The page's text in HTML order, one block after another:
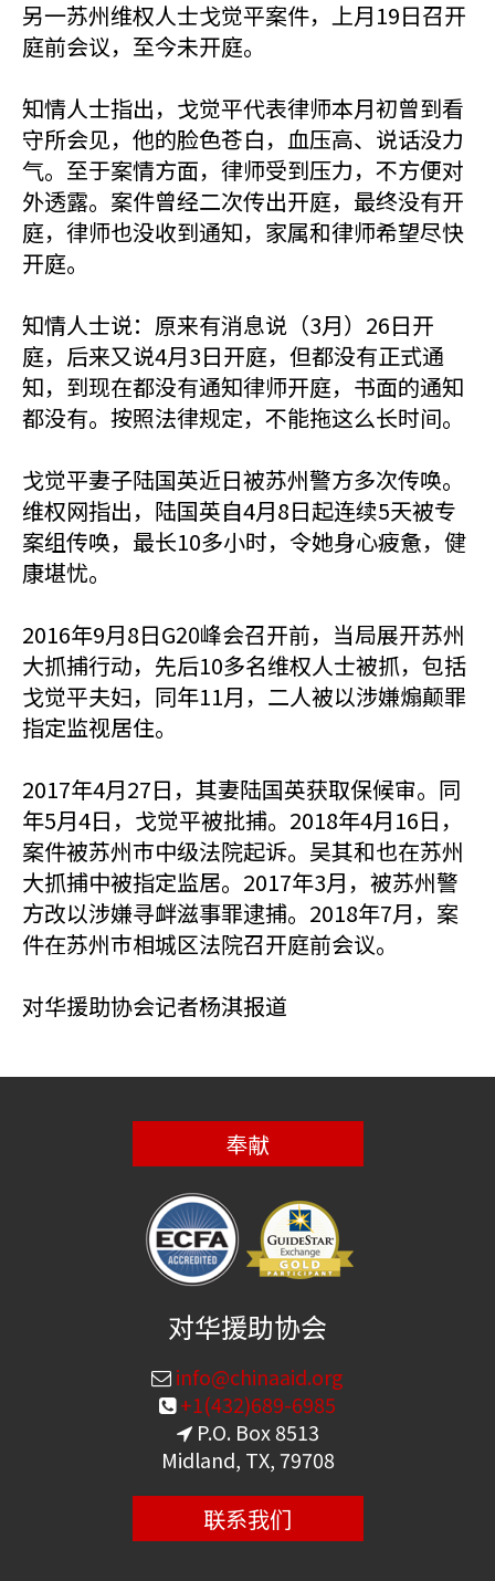
另一苏州维权人士戈觉平案件，上月19日召开
庭前会议，至今未开庭。
知情人士指出，戈觉平代表律师本月初曾到看
守所会见，他的脸色苍白，血压高、说话没力
气。至于案情方面，律师受到压力，不方便对
外透露。案件曾经二次传出开庭，最终没有开
庭，律师也没收到通知，家属和律师希望尽快
开庭。
知情人士说：原来有消息说（3月）26日开
庭，后来又说4月3日开庭，但都没有正式通
知，到现在都没有通知律师开庭，书面的通知
都没有。按照法律规定，不能拖这么长时间。
戈觉平妻子陆国英近日被苏州警方多次传唤。
维权网指出，陆国英自4月8日起连续5天被专
案组传唤，最长10多小时，令她身心疲惫，健
康堪忧。
2016年9月8日G20峰会召开前，当局展开苏州
大抓捕行动，先后10多名维权人士被抓，包括
戈觉平夫妇，同年11月，二人被以涉嫌煽颠罪
指定监视居住。
2017年4月27日，其妻陆国英获取保候审。同
年5月4日，戈觉平被批捕。2018年4月16日，
案件被苏州巿中级法院起诉。吴其和也在苏州
大抓捕中被指定监居。2017年3月，被苏州警
方改以涉嫌寻衅滋事罪逮捕。2018年7月，案
件在苏州巿相城区法院召开庭前会议。
对华援助协会记者杨淇报道
奉献
对华援助协会
info@chinaaid.org
+1(432)689-6985
P.O. Box 8513
Midland, TX, 79708
联系我们